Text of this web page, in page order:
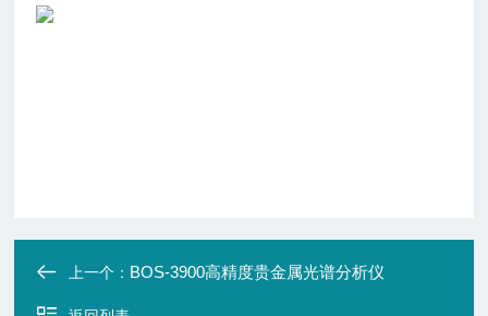
上一个： BOS-3900高精度贵金属光谱分析仪